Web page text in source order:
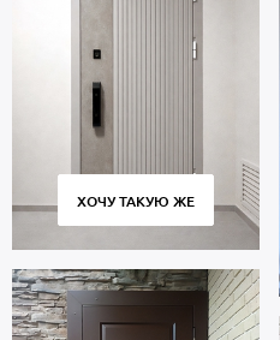
ХОЧУ ТАКУЮ ЖЕ